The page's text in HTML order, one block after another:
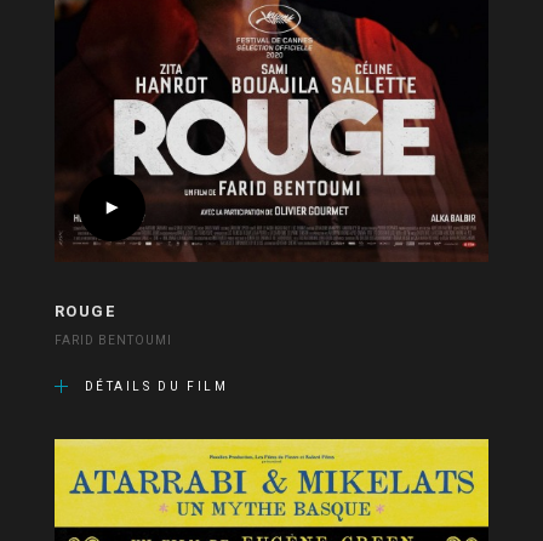
ROUGE
FARID BENTOUMI
DÉTAILS DU FILM